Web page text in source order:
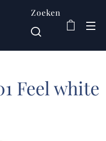
Zoeken
Feel white